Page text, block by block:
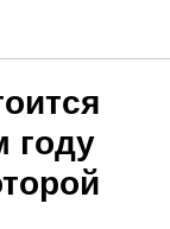
году